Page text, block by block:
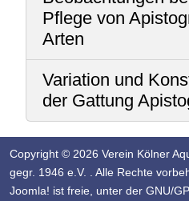
Pflege von
Arten
Variation und
der Gattung
Copyright © 2026 Verein Kölner
gegr. 1946 e.V. . Alle Rechte
Joomla! ist freie, unter der GNU/